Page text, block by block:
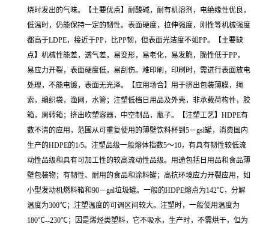
烧时发出的气味。【主要优点】耐酸碱，耐有机溶剂，电绝缘性优良，
低温时，仍能保持一定的韧性。表面硬度，拉伸强度，刚性等机械强度
都高于LDPE，接近于PP，比PP韧，但表面光洁度不如PP。【主要缺
点】机械性能差，透气差，易变形，易老化，易发脆，脆性低于PP，
易应力开裂，表面硬度低，易刮伤。难印刷，印刷时，需进行表面放电
处理，不能电镀，表面无光泽。【应用场合】用于挤出包装薄膜，绳
索，编织袋，渔网，水管；注塑低档日用品及外壳，非承载荷构件，胶
箱，周转箱；挤出吹塑容器，中空制品，瓶子。【注塑工艺】HDPE有
数不清的应用，范围从可重复使用的薄壁饮料杯到5－gsl罐，消费国内
生产的HDPE的1/5。注塑品级一般熔体指数5～10，有具有韧性较低流
动性品级和具有可加工性的较高流动性品级。用途包括日用品和食品薄
壁包装物；有韧性、耐用的食品和涂料罐；高抗环境应力开裂应用，如
小型发动机燃料箱和90－gal垃圾罐。一般的HDPE熔点为142℃，分解
温度为300℃；注塑温度的可调区间较大。注塑时，一般使用温度为
180℃--230℃；因是烯烃类塑料，它不吸水，生产时，不需烘干，但为